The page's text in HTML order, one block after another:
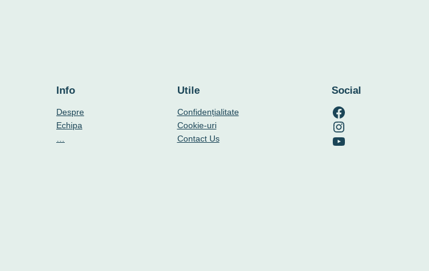
Info
Despre
Echipa
Utile
Confidențialitate
Cookie-uri
Contact Us
Social
RO-mondo's Facebook page
RO-mondo's Instagram profile
RO-mondo's Youtube channel